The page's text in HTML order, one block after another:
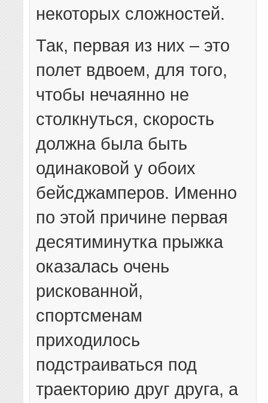
некоторых сложностей.
Так, первая из них – это
полет вдвоем, для того,
чтобы нечаянно не
столкнуться, скорость
должна была быть
одинаковой у обоих
бейсджамперов. Именно
по этой причине первая
десятиминутка прыжка
оказалась очень
рискованной,
спортсменам
приходилось
подстраиваться под
траекторию друг друга, а